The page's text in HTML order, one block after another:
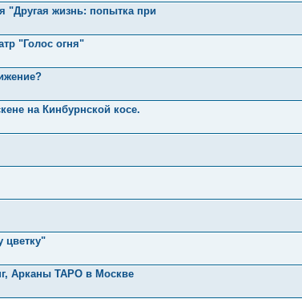
"Другая жизнь: попытка при
"Голос огня"
на Кинбурнской косе.
цветку"
Арканы ТАРО в Москве